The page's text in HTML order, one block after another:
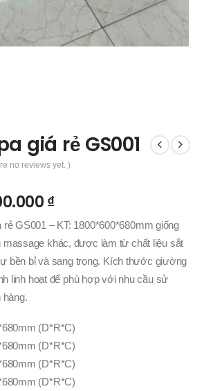
giá rẻ GS001
no reviews yet. )
₫
GS001 – KT: 1800*600*680mm giống
khác, được làm từ chất liệu sắt
bền bỉ và sang trọng. Kích thước giường
linh hoạt để phù hợp với nhu cầu sử
hàng.
(D*R*C)
(D*R*C)
(D*R*C)
(D*R*C)